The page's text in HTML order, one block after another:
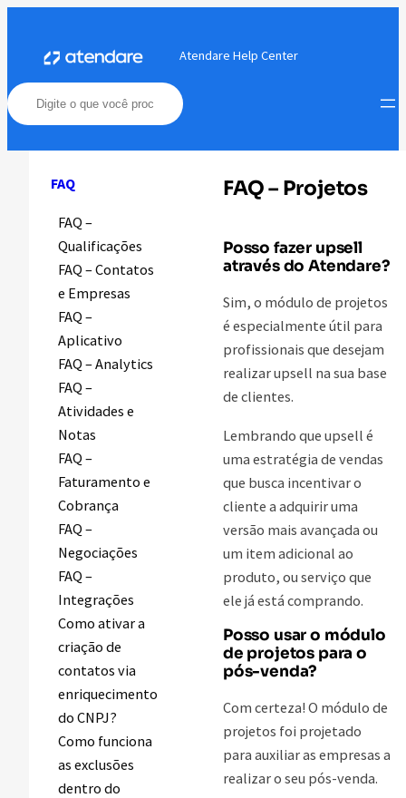
conteúdo
Atendare Help Center
FAQ
FAQ –
Qualificações
FAQ – Contatos
e Empresas
FAQ –
Aplicativo
FAQ – Analytics
FAQ –
Atividades e
Notas
FAQ –
Faturamento e
Cobrança
FAQ –
Negociações
FAQ –
Integrações
Como ativar a
criação de
contatos via
enriquecimento
do CNPJ?
Como funciona
as exclusões
dentro do
FAQ – Projetos
Posso fazer upsell
através do Atendare?
Sim, o módulo de projetos
é especialmente útil para
profissionais que desejam
realizar upsell na sua base
de clientes.
Lembrando que upsell é
uma estratégia de vendas
que busca incentivar o
cliente a adquirir uma
versão mais avançada ou
um item adicional ao
produto, ou serviço que
ele já está comprando.
Posso usar o módulo
de projetos para o
pós-venda?
Com certeza! O módulo de
projetos foi projetado
para auxiliar as empresas a
realizar o seu pós-venda.